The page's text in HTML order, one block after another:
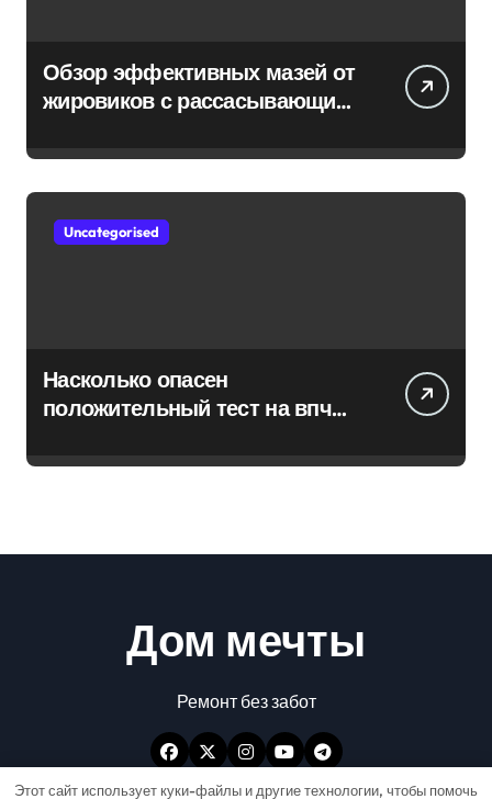
Обзор эффективных мазей от
жировиков с рассасывающим
Uncategorised
Насколько опасен
положительный тест на впч
Дом мечты
Ремонт без забот
Этот сайт использует куки-файлы и другие технологии, чтобы помочь